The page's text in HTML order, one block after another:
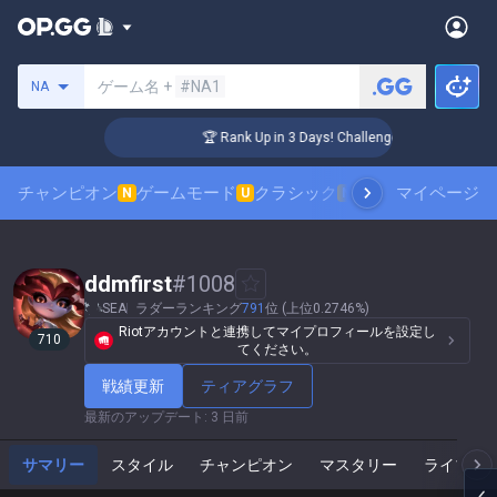
NA ゲーム名 + #NA1
🏆 Rank Up in 3 Days! Challenger Coaching
チャンピオン N ゲームモード U クラシック N スキンランキング
マイページ
710
ddmfirst#1008
SEA ラダーランキング791 位 (上位0.2746%)
Riotアカウントと連携してマイプロフィールを設定し
てください。
戦績更新 ティアグラフ
最新のアップデート : 3 日前
サマリー スタイル チャンピオン マスタリー ライブゲ